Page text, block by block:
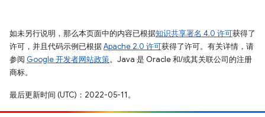
如未另行说明，那么本页面中的内容已根据知识共享署名 4.0 许可获得了
许可，并且代码示例已根据Apache 2.0 许可获得了许可。有关详情，请
参阅 Google 开发者网站政策。Java 是 Oracle 和/或其关联公司的注册
商标。
最后更新时间 (UTC)：2022-05-11。